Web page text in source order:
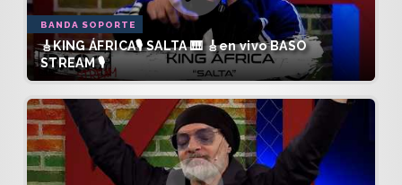
BANDA SOPORTE
🎸KING ÁFRICA🎙️ SALTA 🎹 🎸en vivo BASO
STREAM 🎙️